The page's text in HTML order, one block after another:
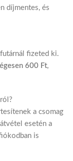
díjmentes, és
fizeted ki.
600 Ft,
a csomag
esetén a
is